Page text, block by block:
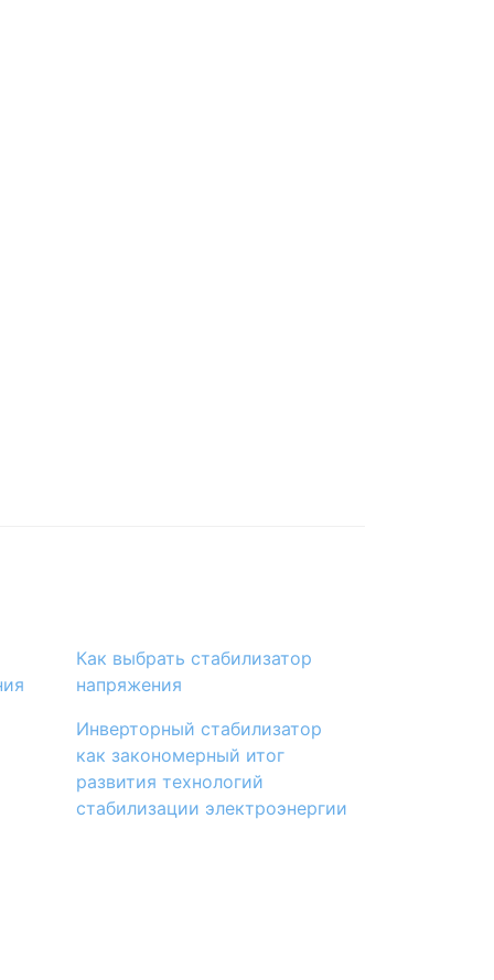
​Как выбрать стабилизатор
напряжения
Инверторный стабилизатор
как закономерный итог
развития технологий
стабилизации электроэнергии